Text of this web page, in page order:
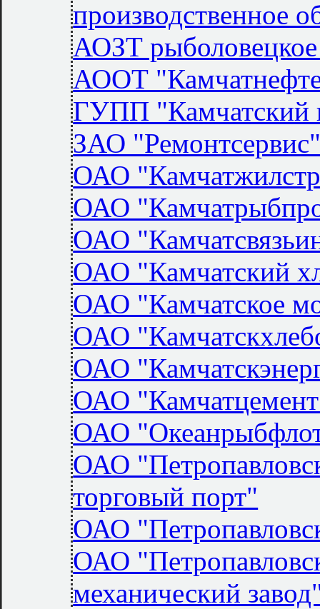
производственное
АОЗТ
АООТ
ГУПП "Камчатский
ЗАО
ОАО
ОАО
ОАО
ОАО "Камчатский
ОАО "Камчатское
ОАО
ОАО
ОАО
ОАО
ОАО
торговый порт"
ОАО
ОАО
механический